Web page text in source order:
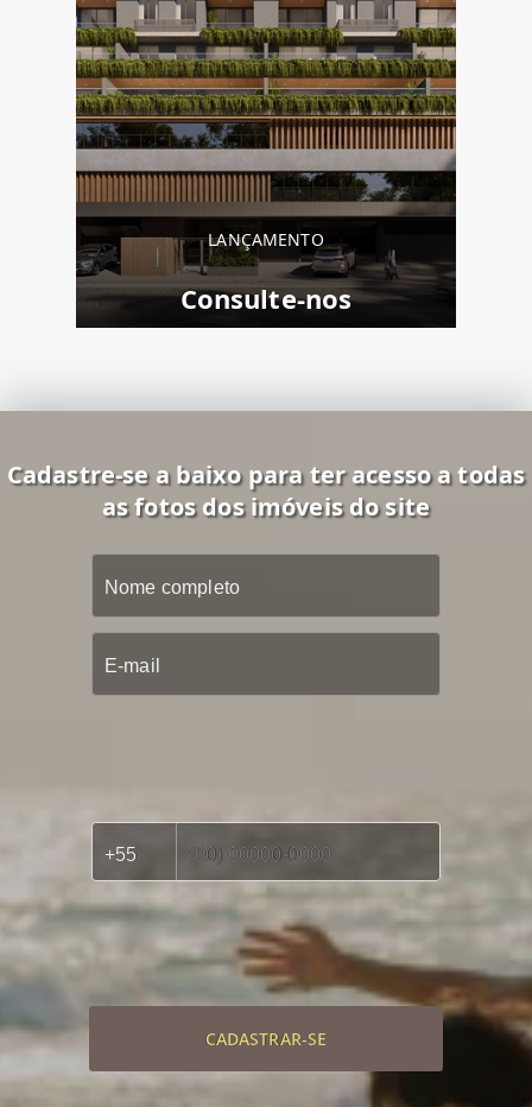
LANÇAMENTO
Consulte-nos
Cadastre-se a baixo para ter acesso a todas
as fotos dos imóveis do site
CADASTRAR-SE